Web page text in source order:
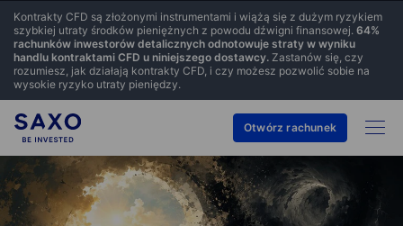
Kontrakty CFD są złożonymi instrumentami i wiążą się z dużym ryzykiem
szybkiej utraty środków pieniężnych z powodu dźwigni finansowej. 64%
rachunków inwestorów detalicznych odnotowuje straty w wyniku
handlu kontraktami CFD u niniejszego dostawcy. Zastanów się, czy
rozumiesz, jak działają kontrakty CFD, i czy możesz pozwolić sobie na
wysokie ryzyko utraty pieniędzy.
Otwórz rachunek